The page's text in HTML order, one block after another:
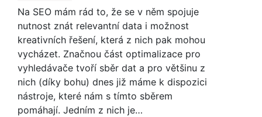
Na SEO mám rád to, že se v něm spojuje
nutnost znát relevantní data i možnost
kreativních řešení, která z nich pak mohou
vycházet. Značnou část optimalizace pro
vyhledávače tvoří sběr dat a pro většinu z
nich (díky bohu) dnes již máme k dispozici
nástroje, které nám s tímto sběrem
pomáhají. Jedním z nich je…